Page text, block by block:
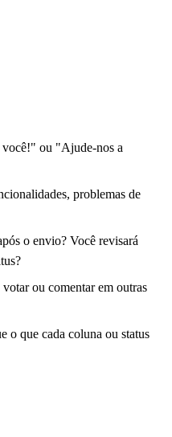
ou "Ajude-nos a
problemas de
o envio? Você revisará
ou comentar em outras
o que cada coluna ou status